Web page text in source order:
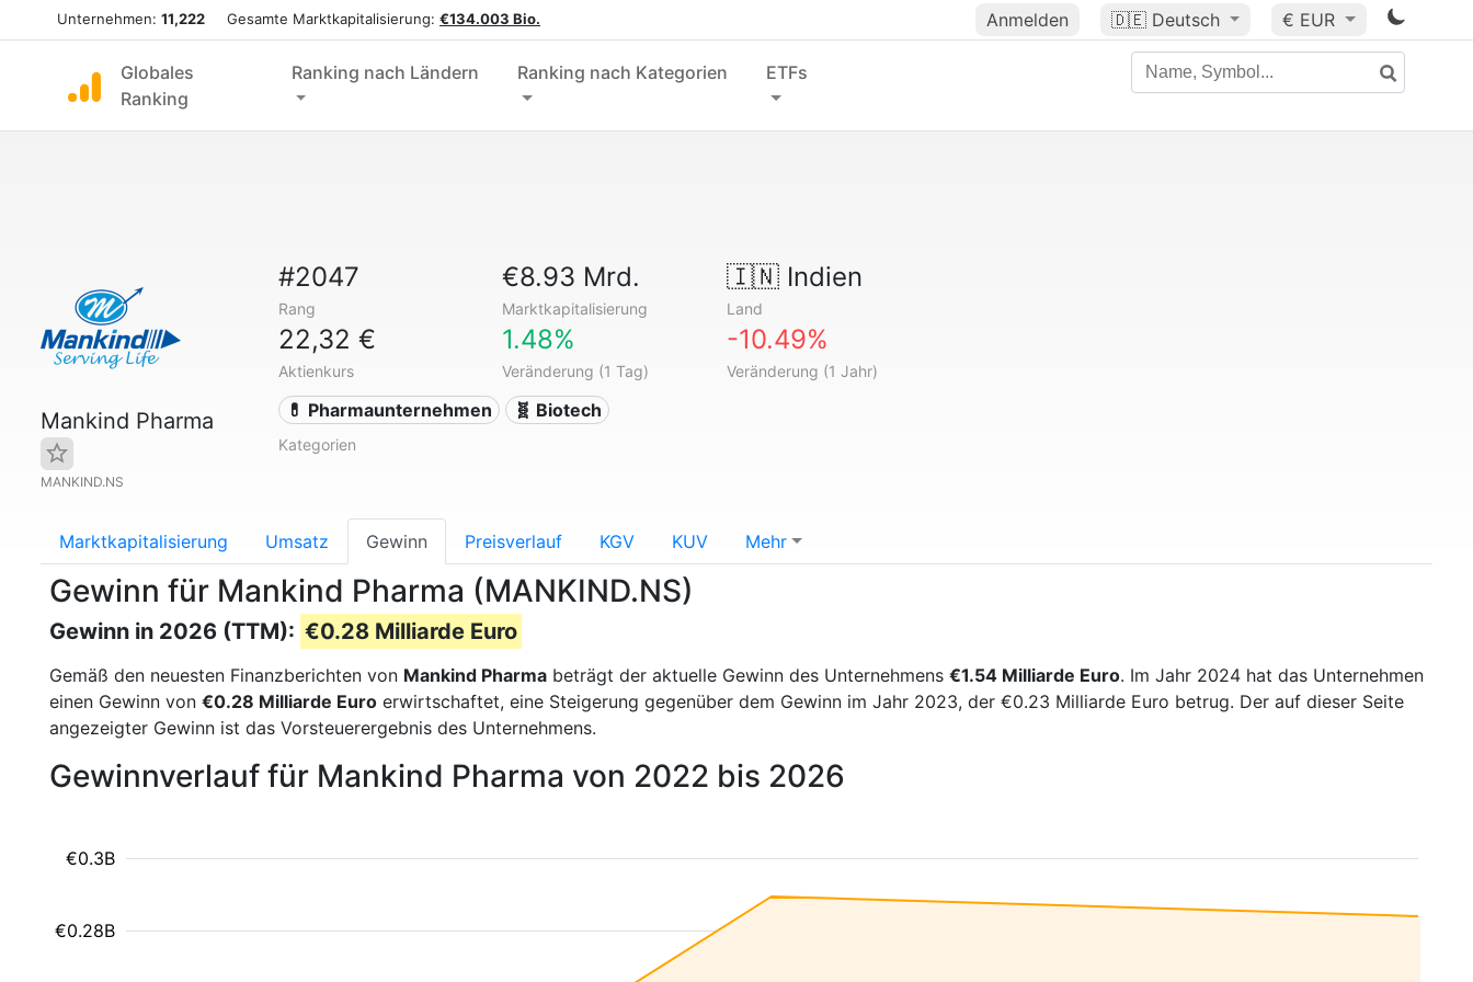
Unternehmen: 11,222 Gesamte Marktkapitalisierung: €134.003 Bio. Anmelden 🇩🇪 Deutsch € EUR
Globales
Ranking
Ranking nach Ländern Ranking nach Kategorien ETFs
Mankind Pharma
MANKIND.NS
#2047
Rang
€8.93 Mrd.
Marktkapitalisierung
🇮🇳Indien
Land
22,32 €
Aktienkurs
1.48%
Veränderung (1 Tag)
-10.49%
Veränderung (1 Jahr)
💊 Pharmaunternehmen 🧬 Biotech
Kategorien
Marktkapitalisierung Umsatz Gewinn Preisverlauf KGV KUV Mehr
Gewinn für Mankind Pharma (MANKIND.NS)
Gewinn in 2026 (TTM): €0.28 Milliarde Euro
Gemäß den neuesten Finanzberichten von Mankind Pharma beträgt der aktuelle Gewinn des Unternehmens €1.54 Milliarde Euro. Im Jahr 2024 hat das Unternehmen
einen Gewinn von €0.28 Milliarde Euro erwirtschaftet, eine Steigerung gegenüber dem Gewinn im Jahr 2023, der €0.23 Milliarde Euro betrug. Der auf dieser Seite
angezeigter Gewinn ist das Vorsteuerergebnis des Unternehmens.
Gewinnverlauf für Mankind Pharma von 2022 bis 2026
€0.28B
€0.3B